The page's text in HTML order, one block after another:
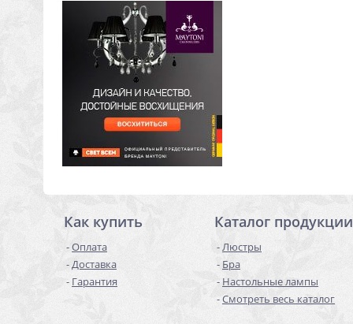
Как купить
Оплата
Доставка
Гарантия
Каталог продукции
Люстры
Бра
Настольные лампы
Смотреть весь каталог